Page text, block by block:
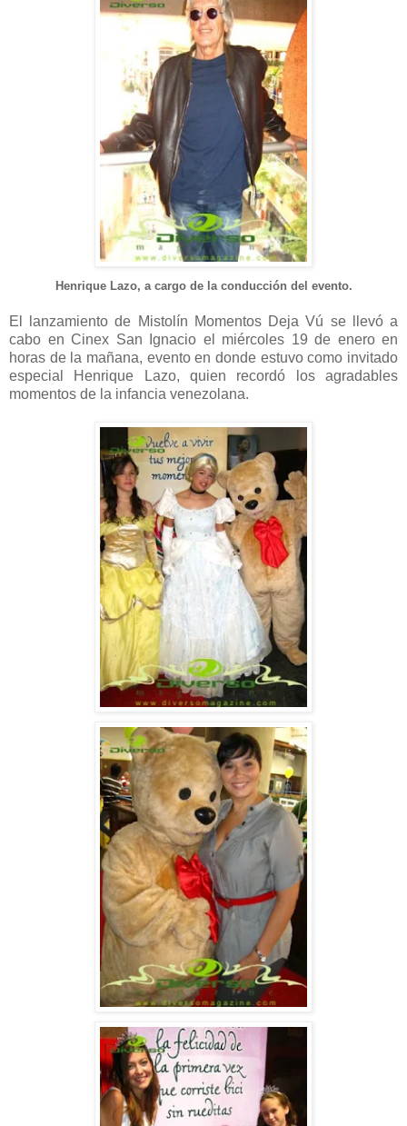
Henrique Lazo, a cargo de la conducción del evento.
El lanzamiento de Mistolín Momentos Deja Vú se llevó a
cabo en Cinex San Ignacio el miércoles 19 de enero en
horas de la mañana, evento en donde estuvo como invitado
especial Henrique Lazo, quien recordó los agradables
momentos de la infancia venezolana.